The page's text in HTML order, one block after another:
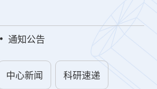
通知公告
中心新闻 科研速递